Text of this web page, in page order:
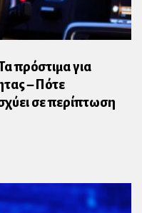
πρόστιμα για
– Πότε
σε περίπτωση